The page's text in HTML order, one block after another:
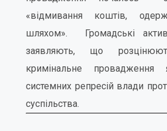
«відмивання коштів,
шляхом». Громадські
заявляють, що
кримінальне провадження
системних репресій влади
суспільства.